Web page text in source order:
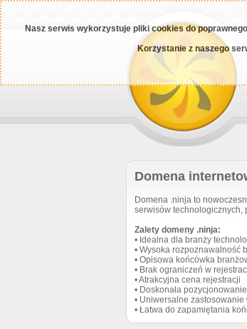
Nasz serwis wykorzystuje pliki cookies do
Korzystanie z naszego
Domena
Domena .ninja to
serwisów technologicznych,
Zalety domeny .ninja:
• Idealna dla branży
• Wysoka rozpoznawalność
• Opisowa końcówka
• Brak ograniczeń w
• Atrakcyjna cena rejestracji
• Doskonała
• Uniwersalne
• Łatwa do zapamiętania